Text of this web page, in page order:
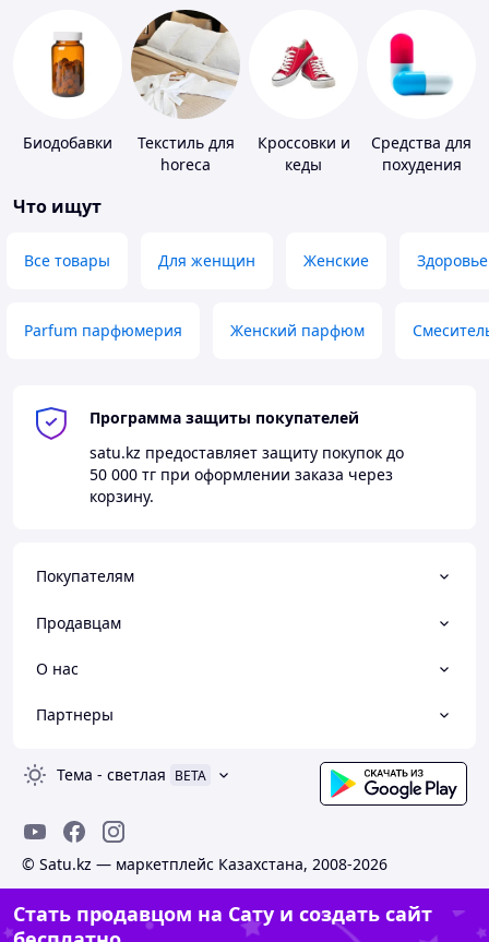
Биодобавки
Текстиль для
horeca
Кроссовки и
кеды
Средства для
похудения
Что ищут
Все товары Для женщин Женские Здоровье
Parfum парфюмерия Женский парфюм
Программа защиты покупателей
satu.kz предоставляет защиту покупок до
50 000 тг при оформлении заказа через
корзину.
Покупателям
Продавцам
О нас
Партнеры
Тема - светлая BETA
© Satu.kz — маркетплейс Казахстана, 2008-2026
Стать продавцом на Сату и создать сайт